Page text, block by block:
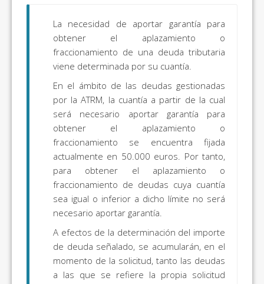
La necesidad de aportar garantía para
obtener el aplazamiento o
fraccionamiento de una deuda tributaria
viene determinada por su cuantía.
En el ámbito de las deudas gestionadas
por la ATRM, la cuantía a partir de la cual
será necesario aportar garantía para
obtener el aplazamiento o
fraccionamiento se encuentra fijada
actualmente en 50.000 euros. Por tanto,
para obtener el aplazamiento o
fraccionamiento de deudas cuya cuantía
sea igual o inferior a dicho límite no será
necesario aportar garantía.
A efectos de la determinación del importe
de deuda señalado, se acumularán, en el
momento de la solicitud, tanto las deudas
a las que se refiere la propia solicitud